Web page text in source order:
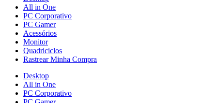
All in One
PC Corporativo
PC Gamer
Acessórios
Monitor
Quadriciclos
Rastrear Minha Compra
Desktop
All in One
PC Corporativo